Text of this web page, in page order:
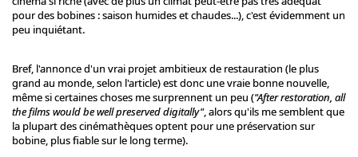
pour des bobines : saison humides et chaudes...), c'est évidemment un
peu inquiétant.
Bref, l'annonce d'un vrai projet ambitieux de restauration (le plus
grand au monde, selon l'article) est donc une vraie bonne nouvelle,
même si certaines choses me surprennent un peu ("After restoration, all
the films would be well preserved digitally", alors qu'ils me semblent que
la plupart des cinémathèques optent pour une préservation sur
bobine, plus fiable sur le long terme).